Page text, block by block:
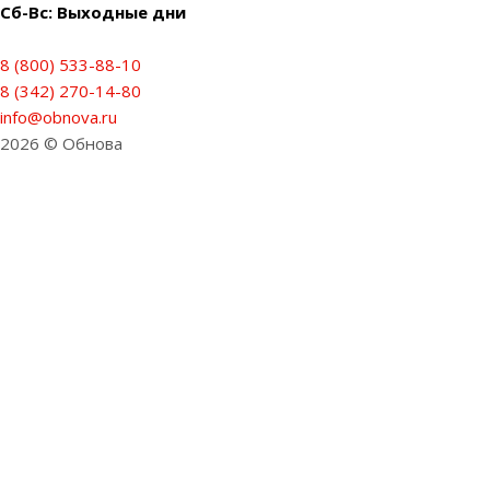
Сб-Вс: Выходные дни
8 (800) 533-88-10
8 (342) 270-14-80
info@obnova.ru
2026 © Обнова